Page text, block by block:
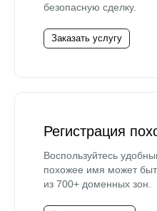
безопасную сделку.
Заказать услугу
Регистрация
Воспользуйтесь
похожее имя может
из 700+ доменных зон.